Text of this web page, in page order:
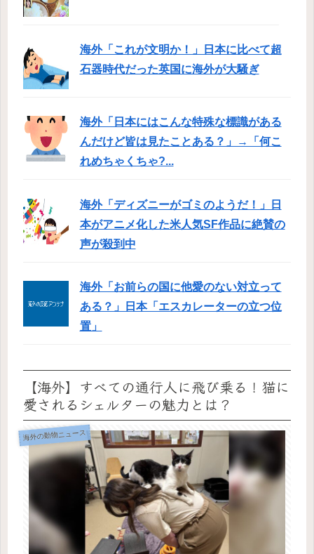
海外「これが文明か！」日本に比べて超
石器時代だった英国に海外が大騒ぎ
海外「日本にはこんな特殊な標識がある
んだけど皆は見たことある？」→「何こ
れめちゃくちゃ?...
海外「ディズニーがゴミのようだ！」日
本がアニメ化した米人気SF作品に絶賛の
声が殺到中
海外「お前らの国に他愛のない対立って
ある？」日本「エスカレーターの立つ位
置」
【海外】すべての通行人に飛び乗る！猫に
愛されるシェルターの魅力とは？
海外の動物ニュース